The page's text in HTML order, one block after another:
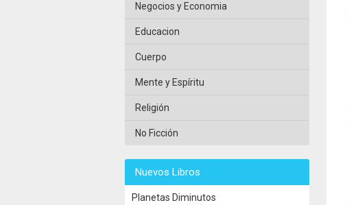
Negocios y Economia
Educacion
Cuerpo
Mente y Espíritu
Religión
No Ficción
Nuevos Libros
Planetas Diminutos